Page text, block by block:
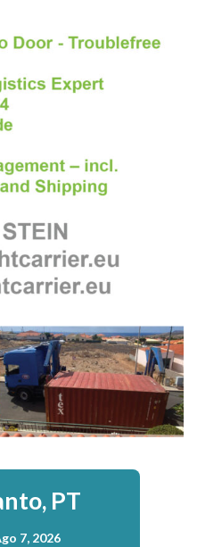
PT
7, 2026